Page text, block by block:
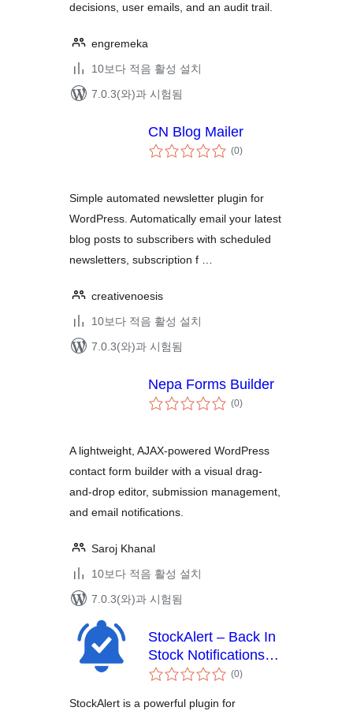
decisions, user emails, and an audit trail.
engremeka
10보다 적음 활성 설치
7.0.3(와)과 시험됨
CN Blog Mailer
(0전
체)
Simple automated newsletter plugin for
WordPress. Automatically email your latest
blog posts to subscribers with scheduled
newsletters, subscription f …
creativenoesis
10보다 적음 활성 설치
7.0.3(와)과 시험됨
Nepa Forms Builder
(0전
체)
A lightweight, AJAX-powered WordPress
contact form builder with a visual drag-
and-drop editor, submission management,
and email notifications.
Saroj Khanal
10보다 적음 활성 설치
7.0.3(와)과 시험됨
StockAlert – Back In
Stock Notifications
for WooCommerce
(0전
체)
StockAlert is a powerful plugin for